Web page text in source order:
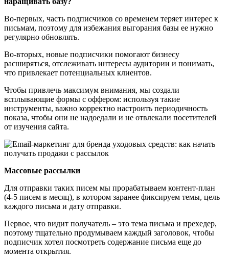
Во-первых, часть подписчиков со временем теряет интерес к
письмам, поэтому для избежания выгорания базы ее нужно
регулярно обновлять.
Во-вторых, новые подписчики помогают бизнесу
расширяться, отслеживать интересы аудитории и понимать,
что привлекает потенциальных клиентов.
Чтобы привлечь максимум внимания, мы создали
всплывающие формы с оффером: используя такие
инструменты, важно корректно настроить периодичность
показа, чтобы они не надоедали и не отвлекали посетителей
от изучения сайта.
Массовые рассылки
Для отправки таких писем мы прорабатываем контент-план
(4-5 писем в месяц), в котором заранее фиксируем темы, цель
каждого письма и дату отправки.
Первое, что видит получатель – это тема письма и прехедер,
поэтому тщательно продумываем каждый заголовок, чтобы
подписчик хотел посмотреть содержание письма еще до
момента открытия.